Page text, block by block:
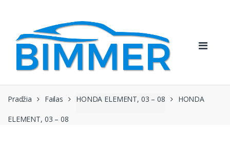
navigacijos
Pradžia Failas HONDA ELEMENT, 03 – 08 HONDA
ELEMENT, 03 – 08